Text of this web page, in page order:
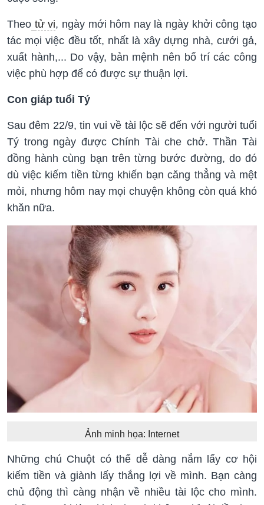
Theo tử vi, ngày mới hôm nay là ngày khởi công tạo
tác mọi việc đều tốt, nhất là xây dựng nhà, cưới gả,
xuất hành,... Do vậy, bản mệnh nên bố trí các công
việc phù hợp để có được sự thuận lợi.
Con giáp tuổi Tý
Sau đêm 22/9, tin vui về tài lộc sẽ đến với người tuổi
Tý trong ngày được Chính Tài che chở. Thần Tài
đồng hành cùng bạn trên từng bước đường, do đó
dù việc kiếm tiền từng khiến bạn căng thẳng và mệt
mỏi, nhưng hôm nay mọi chuyện không còn quá khó
khăn nữa.
Ảnh minh họa: Internet
Những chú Chuột có thể dễ dàng nắm lấy cơ hội
kiếm tiền và giành lấy thắng lợi về mình. Bạn càng
chủ động thì càng nhận về nhiều tài lộc cho mình.